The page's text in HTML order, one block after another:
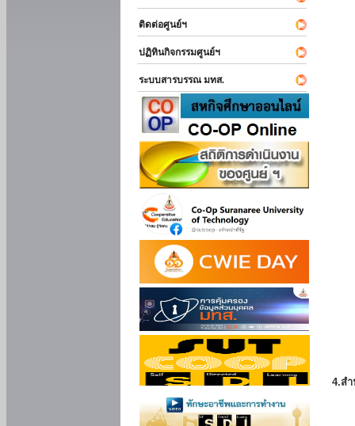
ติดต่อศูนย์ฯ
ปฏิทินกิจกรรมศูนย์ฯ
ระบบสารบรรณ มทส.
4.ส